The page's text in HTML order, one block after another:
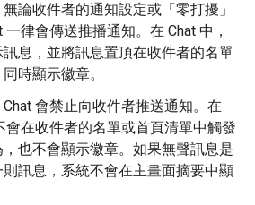
無論收件者的通知設定或「零打擾」
一律會傳送推播通知。在 Chat 中，
息，並將訊息置頂在收件者的名單
時顯示徽章。
Chat 會禁止向收件者推送通知。在
會在收件者的名單或首頁清單中觸發
也不會顯示徽章。如果無聲訊息是
訊息，系統不會在主畫面摘要中顯